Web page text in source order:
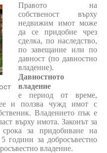
Правото на
собственост върху
недвижим имот може
да се придобие чрез
сделка, по наследство,
по завещание или по
давност (по давностно
владение).
Давностното
владение
е период от време,
и ползва чужд имот с
Владението пък е
върху имота. Законът за
срока за придобиване на
години за добросъвестно
владение.